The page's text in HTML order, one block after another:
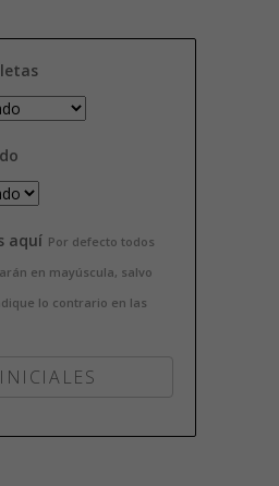
aquí Por defecto todos
en mayúscula, salvo
lo contrario en las